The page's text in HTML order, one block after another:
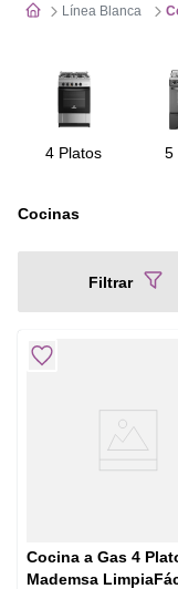
Línea Blanca
4 Platos 5
Cocinas
Filtrar
Cocina a Gas 4
Mademsa